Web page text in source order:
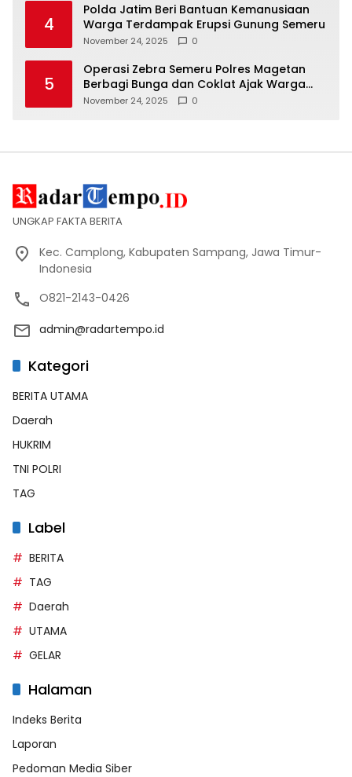
4
Polda Jatim Beri Bantuan Kemanusiaan
Warga Terdampak Erupsi Gunung Semeru
November 24, 2025 0
5
Operasi Zebra Semeru Polres Magetan
Berbagi Bunga dan Coklat Ajak Warga
Tertib Lalin
November 24, 2025 0
UNGKAP FAKTA BERITA
Kec. Camplong, Kabupaten Sampang, Jawa Timur-
Indonesia
O821-2143-0426
admin@radartempo.id
Kategori
BERITA UTAMA
Daerah
HUKRIM
TNI POLRI
TAG
Label
BERITA
TAG
Daerah
UTAMA
GELAR
Halaman
Indeks Berita
Laporan
Pedoman Media Siber